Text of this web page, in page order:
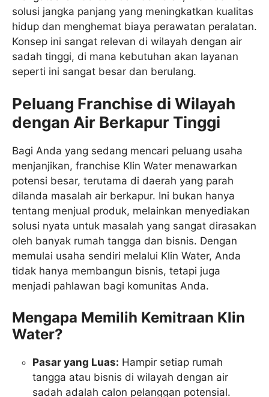
solusi jangka panjang yang meningkatkan kualitas
hidup dan menghemat biaya perawatan peralatan.
Konsep ini sangat relevan di wilayah dengan air
sadah tinggi, di mana kebutuhan akan layanan
seperti ini sangat besar dan berulang.
Peluang Franchise di Wilayah
dengan Air Berkapur Tinggi
Bagi Anda yang sedang mencari peluang usaha
menjanjikan, franchise Klin Water menawarkan
potensi besar, terutama di daerah yang parah
dilanda masalah air berkapur. Ini bukan hanya
tentang menjual produk, melainkan menyediakan
solusi nyata untuk masalah yang sangat dirasakan
oleh banyak rumah tangga dan bisnis. Dengan
memulai usaha sendiri melalui Klin Water, Anda
tidak hanya membangun bisnis, tetapi juga
menjadi pahlawan bagi komunitas Anda.
Mengapa Memilih Kemitraan Klin
Water?
Pasar yang Luas: Hampir setiap rumah
tangga atau bisnis di wilayah dengan air
sadah adalah calon pelanggan potensial.